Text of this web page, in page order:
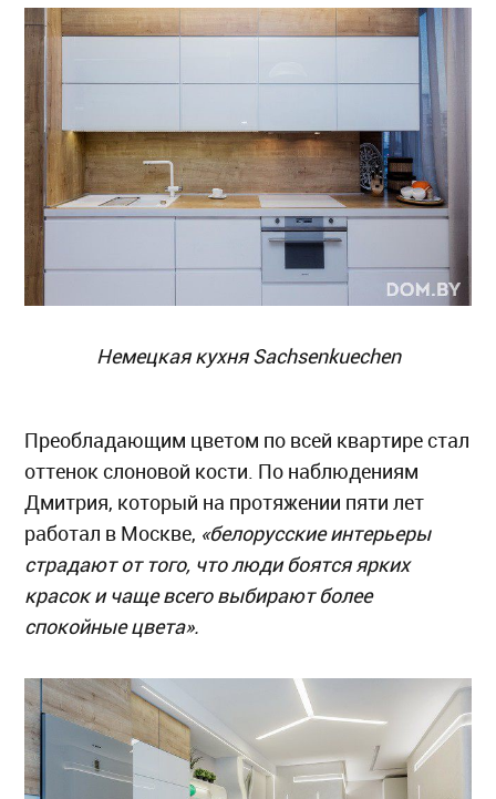
Немецкая кухня Sachsenkuechen
Преобладающим цветом по всей квартире стал
оттенок слоновой кости. По наблюдениям
Дмитрия, который на протяжении пяти лет
работал в Москве, «белорусские интерьеры
страдают от того, что люди боятся ярких
красок и чаще всего выбирают более
спокойные цвета».